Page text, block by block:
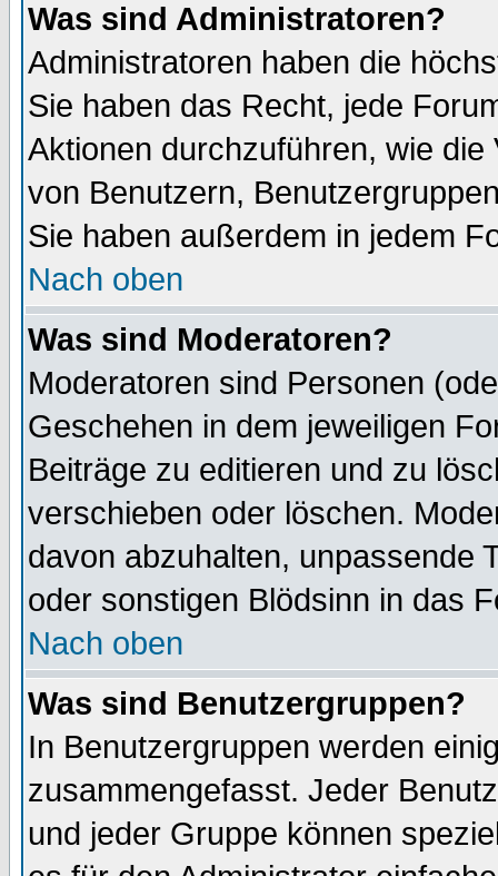
Was sind Administratoren?
Administratoren haben die
Sie haben das Recht, jede
Aktionen durchzuführen, wie
von Benutzern,
Sie haben außerdem in jedem
Nach oben
Was sind Moderatoren?
Moderatoren sind Personen
Geschehen in dem jeweiligen
Beiträge zu editieren und zu
verschieben oder löschen.
davon abzuhalten, unpassende
oder sonstigen Blödsinn in das
Nach oben
Was sind Benutzergruppen?
In Benutzergruppen werden
zusammengefasst. Jeder
und jeder Gruppe können